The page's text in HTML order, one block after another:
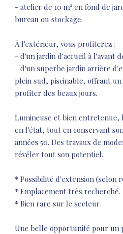
- atelier de 10 m² en fond de
bureau ou stockage.
À l'extérieur, vous profiterez :
- d'un jardin d'accueil à l'avant
- d'un superbe jardin arrière
plein sud, piscinable, offrant
profiter des beaux jours.
Lumineuse et bien entretenue,
en l'état, tout en conservant
années 50. Des travaux de
révéler tout son potentiel.
* Possibilité d'extension (selon
* Emplacement très recherché.
* Bien rare sur le secteur.
Une belle opportunité pour un